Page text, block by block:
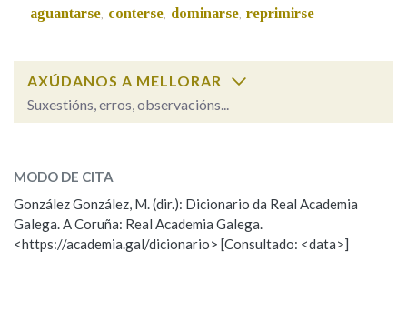
Na fraseoloxía
OUTRAS OPCIÓNS DE BUSCA
Marcas gramaticais
aguantarse, conterse, dominarse, reprimirse
AXÚDANOS A MELLORAR
Suxestións, erros, observacións...
ESCOLLE UNHA OPCIÓN:
Observación Hai un erro na palabra
Propoño mellorar a definición
MODO DE CITA
González González, M. (dir.): Dicionario da Real Academia
Galega. A Coruña: Real Academia Galega.
<https://academia.gal/dicionario> [Consultado: <data>]